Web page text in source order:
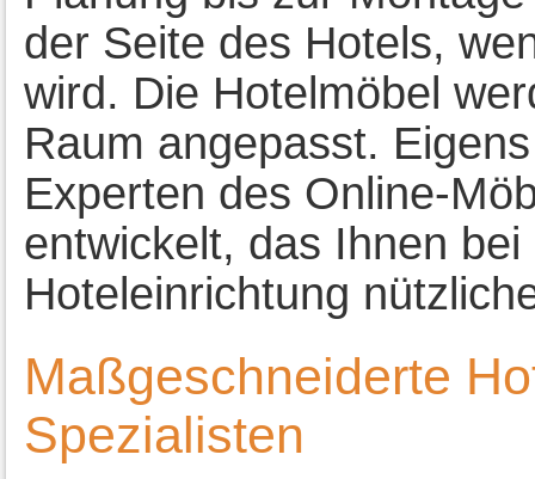
der Seite des Hotels,
wird. Die Hotelmöbel
Raum angepasst.
Experten des Online-
entwickelt, das Ihnen
Hoteleinrichtung
Maßgeschneiderte
Spezialisten